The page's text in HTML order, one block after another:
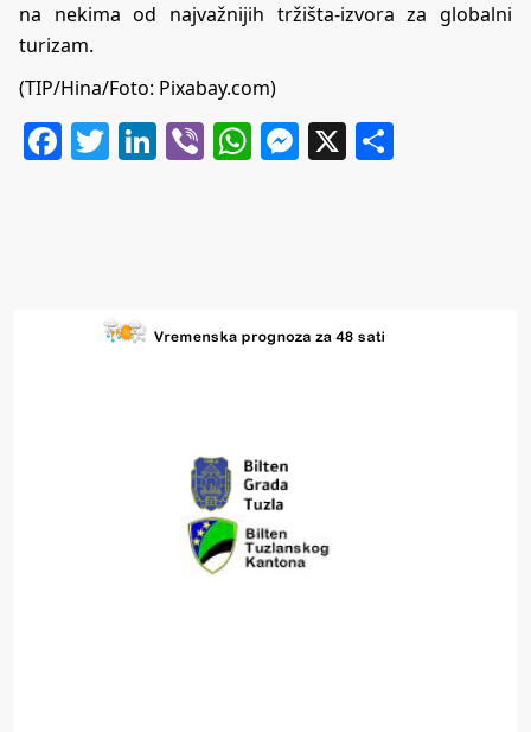
na nekima od najvažnijih tržišta-izvora za globalni
turizam.
(TIP/Hina/Foto: Pixabay.com)
Facebook
Twitter
LinkedIn
ViberWhatsApp
Messenger
X